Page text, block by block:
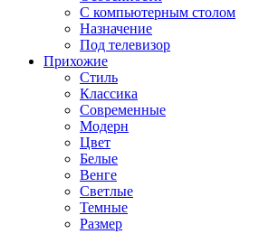
С компьютерным столом
Назначение
Под телевизор
Прихожие
Стиль
Классика
Современные
Модерн
Цвет
Белые
Венге
Светлые
Темные
Размер